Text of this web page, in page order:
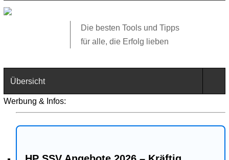
Die besten Tools und Tipps
für alle, die Erfolg lieben
Übersicht
Technik
Werbung & Infos: